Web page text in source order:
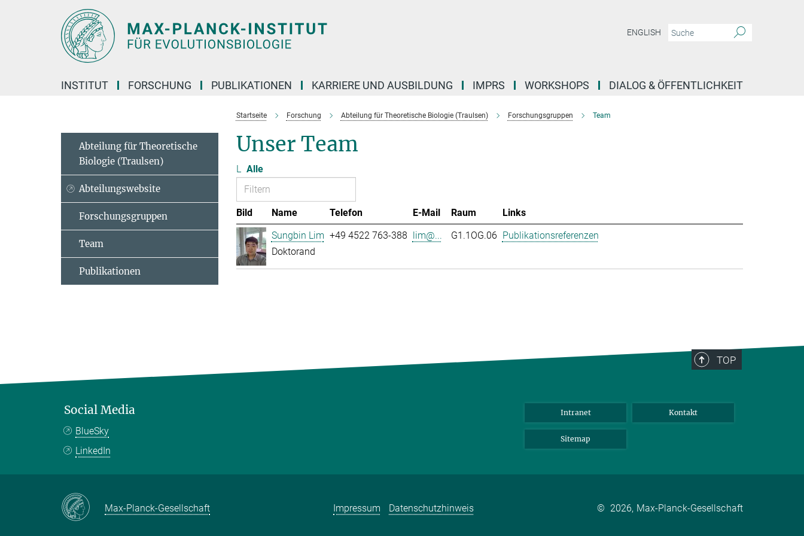
ENGLISH
INSTITUT FORSCHUNG PUBLIKATIONEN KARRIERE UND AUSBILDUNG IMPRS WORKSHOPS DIALOG & ÖFFENTLICHKEIT
Startseite Forschung Abteilung für Theoretische Biologie (Traulsen) Forschungsgruppen Team
Unser Team
L Alle
Bild Name Telefon E-Mail Raum
Links
Sungbin Lim
Doktorand
+49 4522 763-388 lim@... G1.1OG.06 Publikationsreferenzen
Abteilung für Theoretische
Biologie (Traulsen)
Abteilungswebsite
Forschungsgruppen
Team
Publikationen
TOP
Social Media
BlueSky
LinkedIn
Intranet Kontakt
Sitemap
Max-Planck-Gesellschaft Impressum Datenschutzhinweis © 2026, Max-Planck-Gesellschaft